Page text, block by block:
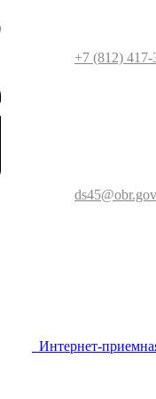
+7 (812) 417-
Интернет-